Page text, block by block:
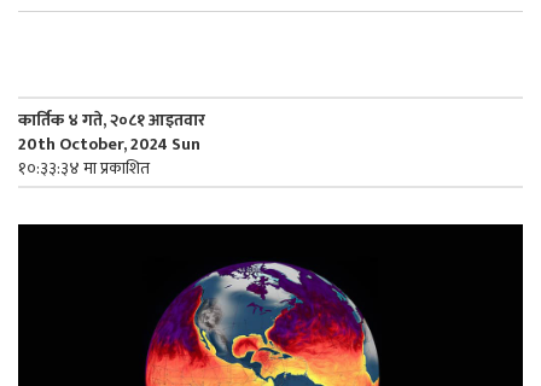
कार्तिक ४ गते, २०८१ आइतवार
20th October, 2024 Sun
१०:३३:३४ मा प्रकाशित